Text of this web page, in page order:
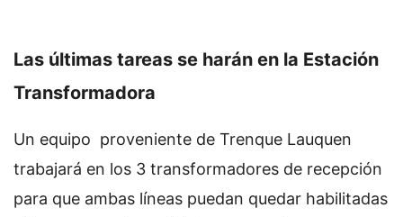
Las últimas tareas se harán en la Estación
Transformadora
Un equipo proveniente de Trenque Lauquen
trabajará en los 3 transformadores de recepción
para que ambas líneas puedan quedar habilitadas